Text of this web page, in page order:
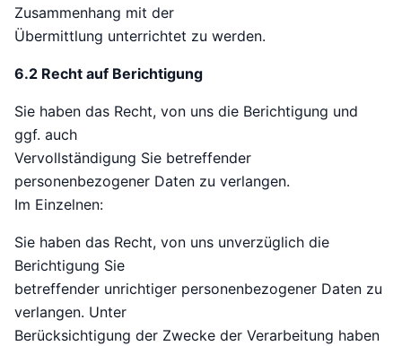
Zusammenhang mit der
Übermittlung unterrichtet zu werden.
6.2 Recht auf Berichtigung
Sie haben das Recht, von uns die Berichtigung und
ggf. auch
Vervollständigung Sie betreffender
personenbezogener Daten zu verlangen.
Im Einzelnen:
Sie haben das Recht, von uns unverzüglich die
Berichtigung Sie
betreffender unrichtiger personenbezogener Daten zu
verlangen. Unter
Berücksichtigung der Zwecke der Verarbeitung haben